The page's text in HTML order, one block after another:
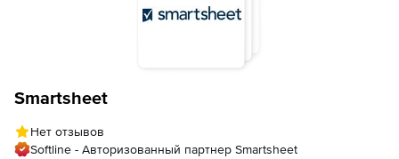
Smartsheet
Нет отзывов
Softline - Авторизованный партнер Smartsheet